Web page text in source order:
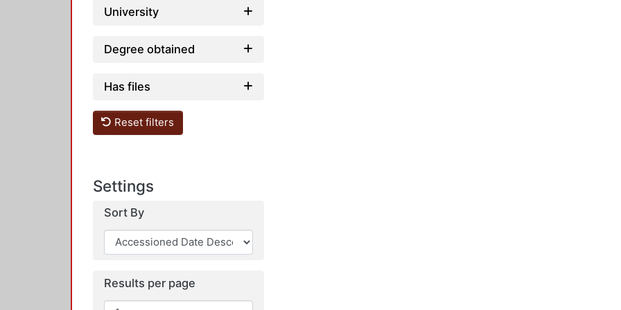
University
Degree obtained
Has files
Reset filters
Settings
Sort By
Results per page